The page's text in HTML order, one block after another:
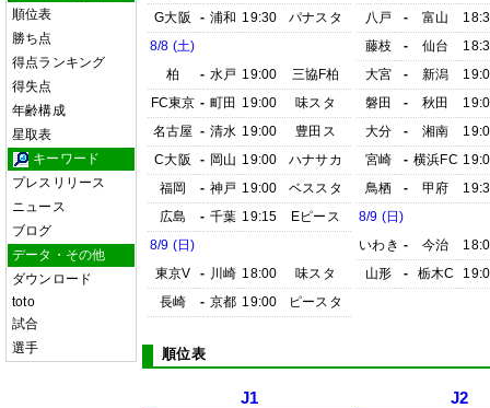
順位表
勝ち点
得点ランキング
得失点
年齢構成
星取表
キーワード
プレスリリース
ニュース
ブログ
データ・その他
ダウンロード
toto
試合
選手
G大阪
- 浦和 19:30
パナスタ
8/8 (土)
柏
- 水戸 19:00
三協F柏
FC東京 - 町田 19:00
味スタ
名古屋 - 清水 19:00
豊田ス
C大阪
- 岡山 19:00
ハナサカ
福岡
- 神戸 19:00
ベススタ
広島
- 千葉 19:15
Eピース
8/9 (日)
東京V
- 川崎 18:00
味スタ
長崎
- 京都 19:00 ピースタ
八戸
- 富山
藤枝
- 仙台
大宮
- 新潟
磐田
- 秋田
大分
- 湘南
宮崎
- 横浜FC
鳥栖
- 甲府
8/9 (日)
いわき - 今治
山形
- 栃木C
順位表
J1 J2